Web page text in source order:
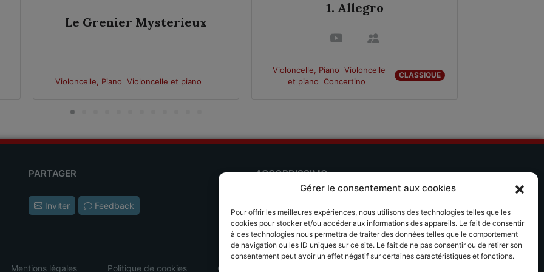
Gérer le consentement aux cookies
Pour offrir les meilleures expériences, nous utilisons des technologies telles que les
cookies pour stocker et/ou accéder aux informations des appareils. Le fait de consentir
à ces technologies nous permettra de traiter des données telles que le comportement
de navigation ou les ID uniques sur ce site. Le fait de ne pas consentir ou de retirer son
consentement peut avoir un effet négatif sur certaines caractéristiques et fonctions.
Le Grenier Mysterieux
Violoncelle, Piano Violoncelle et piano
1. Allegro
Violoncelle, Piano Violoncelle
et piano
Concertino
CLASSIQUE
PARTAGER
Inviter Feedback
ACCORDISSIMO
L'application Scales
Mentions légales Politique de cookies CGV - CGU